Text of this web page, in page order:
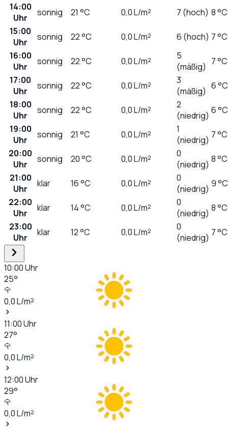
14:00
Uhr
sonnig 21 °C 0,0L/m² 7 (hoch) 8 °C
15:00
Uhr
sonnig 22°C 0,0L/m² 6 (hoch) 7 °C
16:00
Uhr
sonnig 22°C 0,0L/m²
5
(mäßig) 7 °C
17:00
Uhr
sonnig 22°C 0,0L/m²
3
(mäßig) 6 °C
18:00
Uhr
sonnig 22°C 0,0L/m²
2
(niedrig) 6 °C
19:00
Uhr
sonnig 21 °C 0,0L/m²
1
(niedrig) 7 °C
20:00
Uhr
sonnig 20°C 0,0L/m²
0
(niedrig) 8 °C
21:00
Uhr
klar 16°C 0,0L/m²
0
(niedrig) 9 °C
22:00
Uhr
klar 14°C 0,0L/m²
0
(niedrig) 8 °C
23:00
Uhr
klar 12°C 0,0L/m²
0
(niedrig) 7 °C
10:00Uhr
25°
0,0L/m²
11:00Uhr
27°
0,0L/m²
12:00Uhr
29°
0,0L/m²